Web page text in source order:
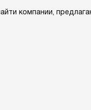
компании,